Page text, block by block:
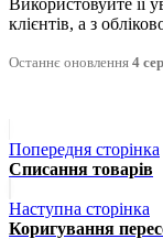
клієнтів, а з
Останнє оновлення 4
Попередня сторінка
Списання товарів
Наступна сторінка
Коригування